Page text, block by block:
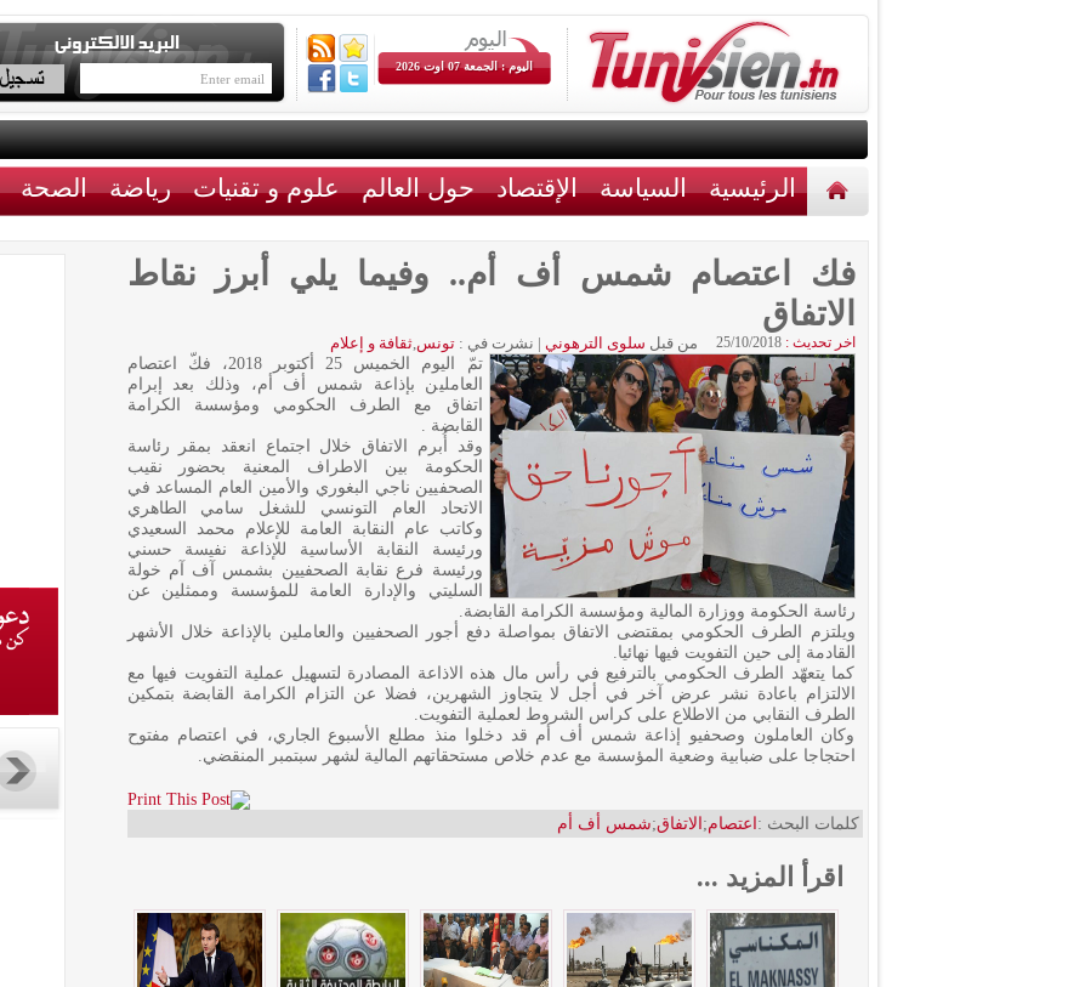
اليوم : الجمعة 07 اوت 2026
الرئيسية السياسة الإقتصاد حول العالم علوم و تقنيات رياضة الصحة
فك اعتصام شمس أف أم.. وفيما يلي أبرز نقاط
الاتفاق
اخر تحديث : 25/10/2018 من قبل سلوى الترهوني | نشرت في :تونس,ثقافة و إعلام
تمّ اليوم الخميس 25 أكتوبر 2018، فكّ اعتصام
العاملين بإذاعة شمس أف أم، وذلك بعد إبرام
اتفاق مع الطرف الحكومي ومؤسسة الكرامة
القابضة .
وقد أُبرم الاتفاق خلال اجتماع انعقد بمقر رئاسة
الحكومة بين الاطراف المعنية بحضور نقيب
الصحفيين ناجي البغوري والأمين العام المساعد في
الاتحاد العام التونسي للشغل سامي الطاهري
وكاتب عام النقابة العامة للإعلام محمد السعيدي
ورئيسة النقابة الأساسية للإذاعة نفيسة حسني
ورئيسة فرع نقابة الصحفيين بشمس آف آم خولة
السليتي والإدارة العامة للمؤسسة وممثلين عن
رئاسة الحكومة ووزارة المالية ومؤسسة الكرامة القابضة.
ويلتزم الطرف الحكومي بمقتضى الاتفاق بمواصلة دفع أجور الصحفيين والعاملين بالإذاعة خلال الأشهر
القادمة إلى حين التفويت فيها نهائيا.
كما يتعهّد الطرف الحكومي بالترفيع في رأس مال هذه الاذاعة المصادرة لتسهيل عملية التفويت فيها مع
الالتزام باعادة نشر عرض آخر في أجل لا يتجاوز الشهرين، فضلا عن التزام الكرامة القابضة بتمكين
الطرف النقابي من الاطلاع على كراس الشروط لعملية التفويت.
وكان العاملون وصحفيو إذاعة شمس أف أم قد دخلوا منذ مطلع الأسبوع الجاري، في اعتصام مفتوح
احتجاجا على ضبابية وضعية المؤسسة مع عدم خلاص مستحقاتهم المالية لشهر سبتمبر المنقضي.
كلمات البحث : اعتصام; الاتفاق;شمس أف أم
اقرأ المزيد ...